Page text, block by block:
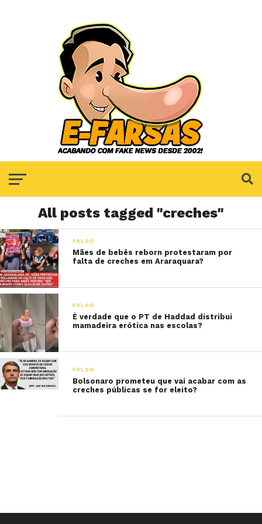
All posts tagged "creches"
FALSO
Mães de bebês reborn protestaram por
falta de creches em Araraquara?
FALSO
É verdade que o PT de Haddad distribui
mamadeira erótica nas escolas?
FALSO
Bolsonaro prometeu que vai acabar com as
creches públicas se for eleito?